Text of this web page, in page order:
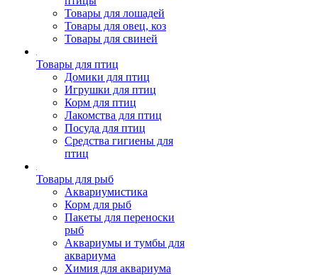
Товары для лошадей
Товары для овец, коз
Товары для свиней
Товары для птиц
Домики для птиц
Игрушки для птиц
Корм для птиц
Лакомства для птиц
Посуда для птиц
Средства гигиены для
птиц
Товары для рыб
Аквариумистика
Корм для рыб
Пакеты для переноски
рыб
Аквариумы и тумбы для
аквариума
Химия для аквариума